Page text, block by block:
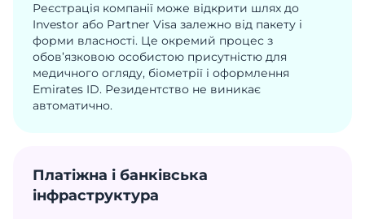
Реєстрація компанії може відкрити шлях до
Investor або Partner Visa залежно від пакету і
форми власності. Це окремий процес з
обов’язковою особистою присутністю для
медичного огляду, біометрії і оформлення
Emirates ID. Резидентство не виникає
автоматично.
Платіжна і банківська
інфраструктура